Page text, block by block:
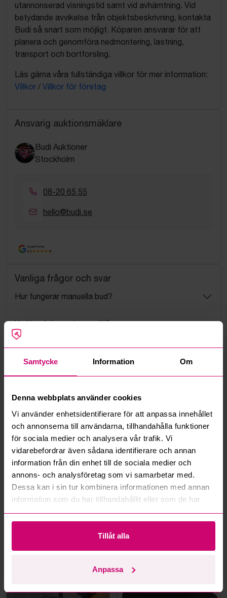
Samtycke Information Om
Denna webbplats använder cookies
Vi använder enhetsidentifierare för att anpassa innehållet
och annonserna till användarna, tillhandahålla funktioner
för sociala medier och analysera vår trafik. Vi
vidarebefordrar även sådana identifierare och annan
information från din enhet till de sociala medier och
annons- och analysföretag som vi samarbetar med.
Dessa kan i sin tur kombinera informationen med annan
information som du har tillhandahållit eller som de har
samlat in när du har använt deras tjänster.
Tillåt alla
Anpassa
utannonserad visningstid samt vid avhämtning. Vid
betydande avvikelse från objektsbeskrivning, kontakta
Budi så snart som möjligt. Köparen ansvarar för att
planera och genomföra nedmontering, lastning,
transport och bortforsling.
Läs gärna våra fullständiga villkor för mer information:
Villkor / Villkor för företag
Ansvarig auktionsmäklare
Budi Auktioner
Stockholm
08-20 65 55
hello@budi.se
Google Rating
4.5
Vanliga frågor och svar
Hur fungerar manuella bud?
Vad innebär serviceavgift?
Vad är ett reservationspris?
Hur fungerar maxbud?
Hur fungerar budmotorn?
Kan jag ångra ett bud?
Kan ni frakta mina vunna objekt?
Läs fler frågor och svar
Mer från samma kategori